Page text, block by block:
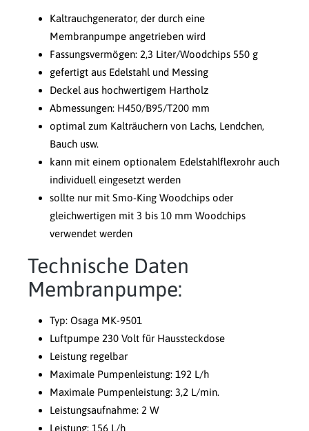
Kaltrauchgenerator, der durch eine
Membranpumpe angetrieben wird
Fassungsvermögen: 2,3 Liter/Woodchips 550 g
gefertigt aus Edelstahl und Messing
Deckel aus hochwertigem Hartholz
Abmessungen: H450/B95/T200 mm
optimal zum Kalträuchern von Lachs, Lendchen,
Bauch usw.
kann mit einem optionalem Edelstahlflexrohr auch
individuell eingesetzt werden
sollte nur mit Smo-King Woodchips oder
gleichwertigen mit 3 bis 10 mm Woodchips
verwendet werden
Technische Daten
Membranpumpe:
Typ: Osaga MK-9501
Luftpumpe 230 Volt für Haussteckdose
Leistung regelbar
Maximale Pumpenleistung: 192 L/h
Maximale Pumpenleistung: 3,2 L/min.
Leistungsaufnahme: 2 W
Leistung: 156 L/h